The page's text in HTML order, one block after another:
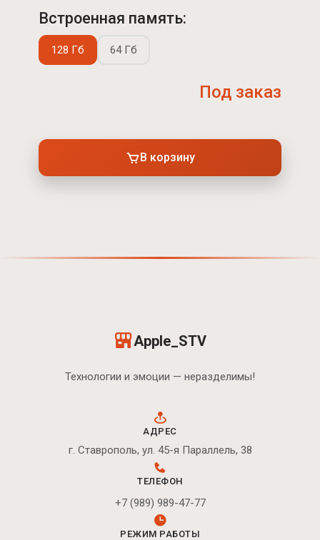
Встроенная память:
128 Гб 64 Гб
Под заказ
В корзину
Apple_STV
Технологии и эмоции — неразделимы!
АДРЕС
г. Ставрополь, ул. 45-я Параллель, 38
ТЕЛЕФОН
+7 (989) 989-47-77
РЕЖИМ РАБОТЫ